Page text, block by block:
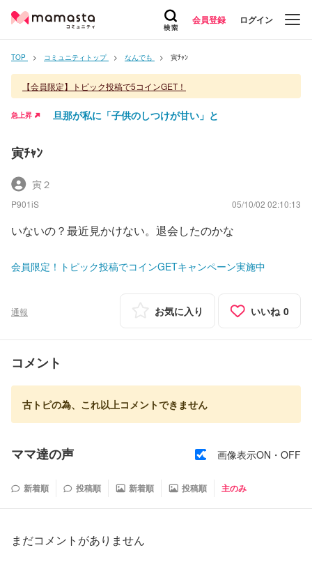
会員登録 ログイン
TOP コミュニティトップ なんでも 寅ﾁｬﾝ
【会員限定】トピック投稿で5コインGET！
急上昇 旦那が私に「子供のしつけが甘い」と
寅ﾁｬﾝ
寅２
P901iS 05/10/02 02:10:13
いないの？最近見かけない。退会したのかな
会員限定！トピック投稿でコインGETキャンペーン実施中
通報 お気に入り いいね 0
コメント
古トピの為、これ以上コメントできません
ママ達の声 画像表示ON・OFF
新着順 投稿順 新着順 投稿順 主のみ
まだコメントがありません